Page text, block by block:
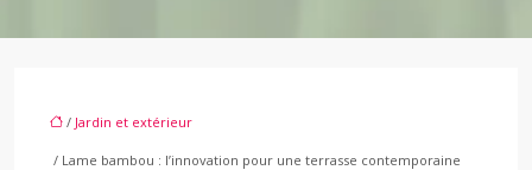
/ Jardin et extérieur
/ Lame bambou : l’innovation pour une terrasse contemporaine